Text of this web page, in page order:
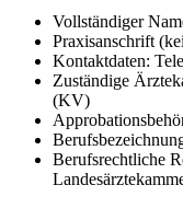
Vollständiger
Praxisanschrift
Kontaktdaten:
Zuständige
(KV)
Berufsrechtliche